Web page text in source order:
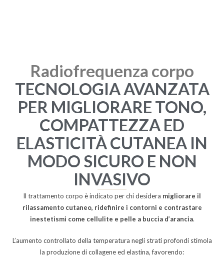
Radiofrequenza corpo
TECNOLOGIA AVANZATA
PER MIGLIORARE TONO,
COMPATTEZZA ED
ELASTICITÀ CUTANEA IN
MODO SICURO E NON
INVASIVO
Il trattamento corpo è indicato per chi desidera migliorare il
rilassamento cutaneo, ridefinire i contorni e contrastare
inestetismi come cellulite e pelle a buccia d’arancia.
L’aumento controllato della temperatura negli strati profondi stimola
la produzione di collagene ed elastina, favorendo: